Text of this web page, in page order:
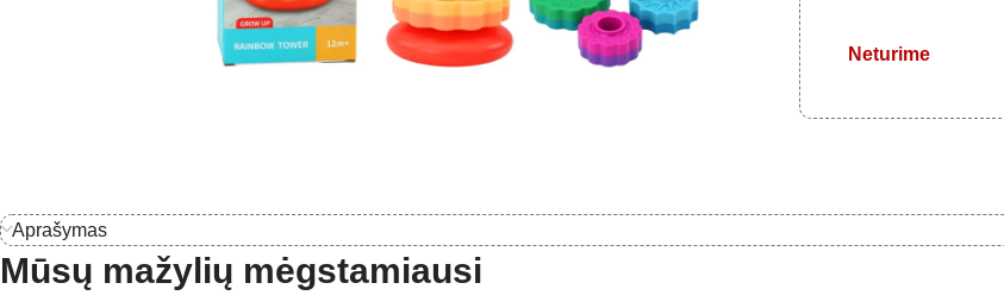
Neturime
Aprašymas
Mūsų mažylių mėgstamiausi